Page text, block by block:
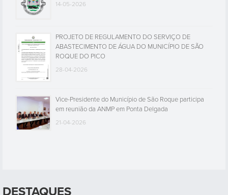
14-05-2026
PROJETO DE REGULAMENTO DO SERVIÇO DE
ABASTECIMENTO DE ÁGUA DO MUNICÍPIO DE SÃO
ROQUE DO PICO
28-04-2026
Vice-Presidente do Município de São Roque participa
em reunião da ANMP em Ponta Delgada
21-04-2026
DESTAQUES